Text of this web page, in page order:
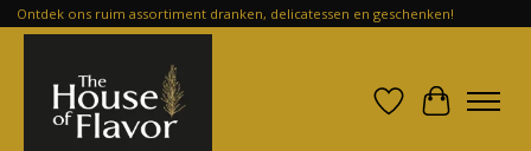
Ontdek ons ruim assortiment dranken, delicatessen en geschenken!
Verlanglijst